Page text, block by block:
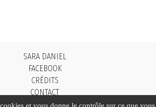
SARA DANIEL
FACEBOOK
CRÉDITS
CONTACT
TWITTER